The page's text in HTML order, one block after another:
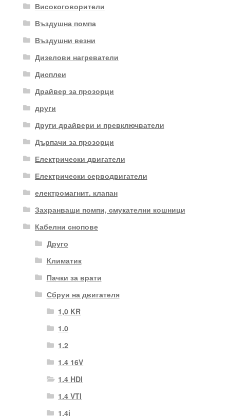
Високоговорители
Въздушна помпа
Въздушни везни
Дизелови нагреватели
Дисплеи
Драйвер за прозорци
други
Други драйвери и превключватели
Дърпачи за прозорци
Електрически двигатели
Електрически серводвигатели
електромагнит. клапан
Захранващи помпи, смукателни кошници
Кабелни снопове
Друго
Климатик
Пачки за врати
Сбруи на двигателя
1,0 KR
1.0
1.2
1.4 16V
1.4 HDI
1.4 VTI
1.4i